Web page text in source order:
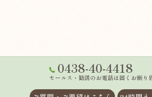
0438-40-4418
セールス・勧誘のお電話は固くお断り